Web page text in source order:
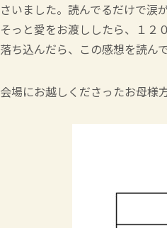
さいました。読んでるだけで涙
そっと愛をお渡ししたら、１２
落ち込んだら、この感想を読ん
会場にお越しくださったお母様